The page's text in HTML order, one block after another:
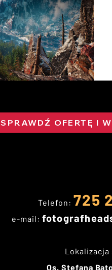
SPRAWDŹ OFERTĘ I
Telefon: 725
e-mail:
Os. Stefana